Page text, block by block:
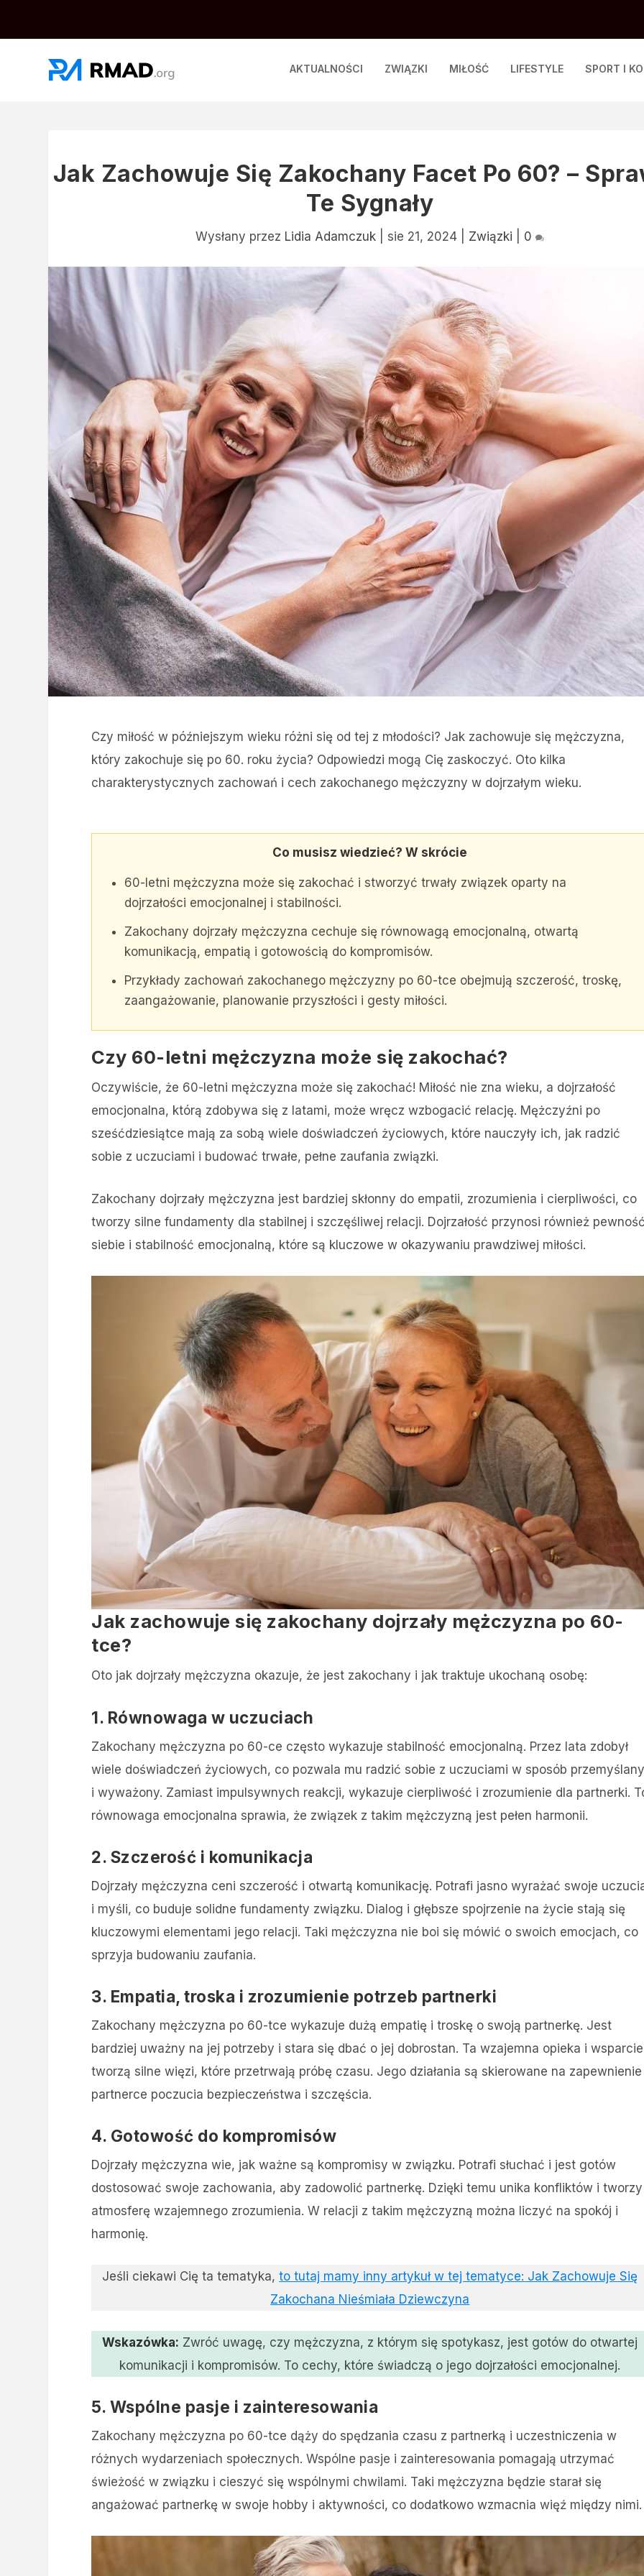
AKTUALNOŚCI ZWIĄZKI MIŁOŚĆ LIFESTYLE SPORT I
Jak Zachowuje Się Zakochany Facet Po 60? –
Te Sygnały
Wysłany przez Lidia Adamczuk sie 21, 2024 Związki 0
Czy miłość w późniejszym wieku różni się od tej z młodości? Jak zachowuje się mężczyzna,
który zakochuje się po 60. roku życia? Odpowiedzi mogą Cię zaskoczyć. Oto kilka
charakterystycznych zachowań i cech zakochanego mężczyzny w dojrzałym wieku.
Co musisz wiedzieć? W skrócie
60-letni mężczyzna może się zakochać i stworzyć trwały związek oparty na
dojrzałości emocjonalnej i stabilności.
Zakochany dojrzały mężczyzna cechuje się równowagą emocjonalną, otwartą
komunikacją, empatią i gotowością do kompromisów.
Przykłady zachowań zakochanego mężczyzny po 60-tce obejmują szczerość, troskę,
zaangażowanie, planowanie przyszłości i gesty miłości.
Czy 60-letni mężczyzna może się zakochać?
Oczywiście, że 60-letni mężczyzna może się zakochać! Miłość nie zna wieku, a dojrzałość
emocjonalna, którą zdobywa się z latami, może wręcz wzbogacić relację. Mężczyźni po
sześćdziesiątce mają za sobą wiele doświadczeń życiowych, które nauczyły ich, jak radzić
sobie z uczuciami i budować trwałe, pełne zaufania związki.
Zakochany dojrzały mężczyzna jest bardziej skłonny do empatii, zrozumienia i cierpliwości, co
tworzy silne fundamenty dla stabilnej i szczęśliwej relacji​. Dojrzałość przynosi również
siebie i stabilność emocjonalną, które są kluczowe w okazywaniu prawdziwej miłości.
Jak zachowuje się zakochany dojrzały mężczyzna po 60-
tce?
Oto jak dojrzały mężczyzna okazuje, że jest zakochany i jak traktuje ukochaną osobę:
1. Równowaga w uczuciach
Zakochany mężczyzna po 60-ce często wykazuje stabilność emocjonalną. Przez lata zdobył
wiele doświadczeń życiowych, co pozwala mu radzić sobie z uczuciami w sposób
i wyważony. Zamiast impulsywnych reakcji, wykazuje cierpliwość i zrozumienie dla partnerki.
równowaga emocjonalna sprawia, że związek z takim mężczyzną jest pełen harmonii​.
2. Szczerość i komunikacja
Dojrzały mężczyzna ceni szczerość i otwartą komunikację. Potrafi jasno wyrażać swoje
i myśli, co buduje solidne fundamenty związku. Dialog i głębsze spojrzenie na życie stają się
kluczowymi elementami jego relacji. Taki mężczyzna nie boi się mówić o swoich emocjach, co
sprzyja budowaniu zaufania​.
3. Empatia, troska i zrozumienie potrzeb partnerki
Zakochany mężczyzna po 60-tce wykazuje dużą empatię i troskę o swoją partnerkę. Jest
bardziej uważny na jej potrzeby i stara się dbać o jej dobrostan. Ta wzajemna opieka i wsparcie
tworzą silne więzi, które przetrwają próbę czasu. Jego działania są skierowane na zapewnienie
partnerce poczucia bezpieczeństwa i szczęścia.
4. Gotowość do kompromisów
Dojrzały mężczyzna wie, jak ważne są kompromisy w związku. Potrafi słuchać i jest gotów
dostosować swoje zachowania, aby zadowolić partnerkę. Dzięki temu unika konfliktów i tworzy
atmosferę wzajemnego zrozumienia. W relacji z takim mężczyzną można liczyć na spokój i
harmonię​.
Jeśli ciekawi Cię ta tematyka,to tutaj mamy inny artykuł w tej tematyce: Jak Zachowuje Się
Zakochana Nieśmiała Dziewczyna
Wskazówka: Zwróć uwagę, czy mężczyzna, z którym się spotykasz, jest gotów do otwartej
komunikacji i kompromisów. To cechy, które świadczą o jego dojrzałości emocjonalnej.
5. Wspólne pasje i zainteresowania
Zakochany mężczyzna po 60-tce dąży do spędzania czasu z partnerką i uczestniczenia w
różnych wydarzeniach społecznych. Wspólne pasje i zainteresowania pomagają utrzymać
świeżość w związku i cieszyć się wspólnymi chwilami. Taki mężczyzna będzie starał się
angażować partnerkę w swoje hobby i aktywności, co dodatkowo wzmacnia więź między nimi.